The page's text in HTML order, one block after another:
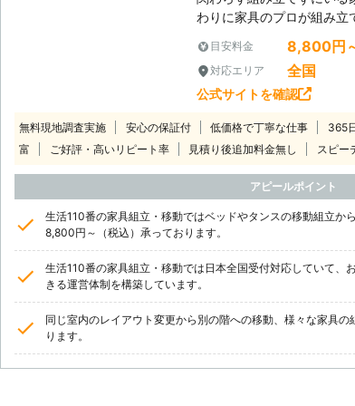
わりに家具のプロが組み立
目安料金 8,800円
対応エリア 全国
公式サイトを確認
無料現地調査実施 安心の保証付 低価格で丁寧な仕事 365
富
ご好評・高いリピート率 見積り後追加料金無し スピー
アピールポイント
生活110番の家具組立・移動ではベッドやタンスの移動組立か
8,800円～（税込）承っております。
生活110番の家具組立・移動では日本全国受付対応していて、
きる運営体制を構築しています。
同じ室内のレイアウト変更から別の階への移動、様々な家具
ります。